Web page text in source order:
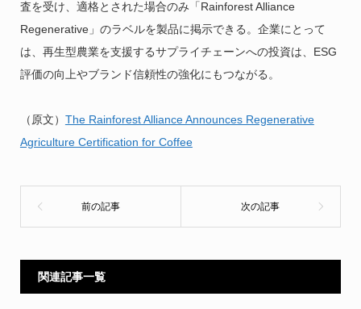
査を受け、適格とされた場合のみ「Rainforest Alliance
Regenerative」のラベルを製品に掲示できる。企業にとって
は、再生型農業を支援するサプライチェーンへの投資は、ESG
評価の向上やブランド信頼性の強化にもつながる。
（原文） The Rainforest Alliance Announces Regenerative
Agriculture Certification for Coffee
関連記事一覧